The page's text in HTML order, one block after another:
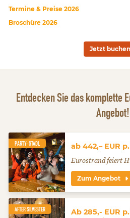
Termine & Preise 2026
Broschüre 2026
Jetzt buchen
Entdecken Sie das komplette
Angebot!
PARTY-STADL ab 442,– EUR
Eurostrand feiert
Zum Angebot
AFTER SILVESTER
Ab 285,- EUR